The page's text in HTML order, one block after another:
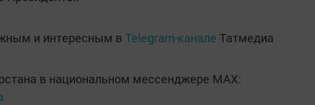
и интересным в Telegram-канале Татмедиа
в национальном мессенджере MАХ: